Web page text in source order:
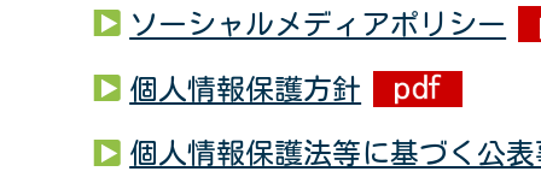
ソーシャルメディアポリシー
個人情報保護方針
個人情報保護法等に基づく公